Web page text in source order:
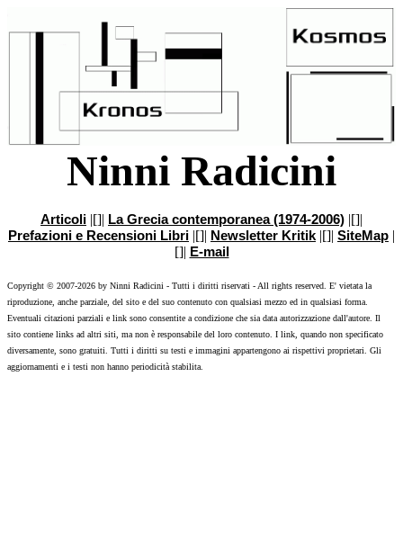
Ninni Radicini
Articoli |[]| La Grecia contemporanea (1974-2006) |[]|
Prefazioni e Recensioni Libri |[]| Newsletter Kritik |[]| SiteMap |
[]| E-mail
Copyright © 2007-2026 by Ninni Radicini - Tutti i diritti riservati - All rights reserved. E' vietata la
riproduzione, anche parziale, del sito e del suo contenuto con qualsiasi mezzo ed in qualsiasi forma.
Eventuali citazioni parziali e link sono consentite a condizione che sia data autorizzazione dall'autore. Il
sito contiene links ad altri siti, ma non è responsabile del loro contenuto. I link, quando non specificato
diversamente, sono gratuiti. Tutti i diritti su testi e immagini appartengono ai rispettivi proprietari. Gli
aggiornamenti e i testi non hanno periodicità stabilita.